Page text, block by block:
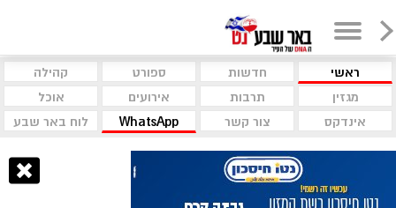
ראשי חדשות ספורט
קהילה
מגזין
תרבות אירועים
אוכל
אינדקס
צור קשר WhatsApp לוח באר שבע